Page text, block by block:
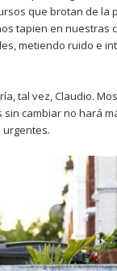
que brotan de la
tapien en nuestras
metiendo ruido e
tal vez, Claudio.
cambiar no hará